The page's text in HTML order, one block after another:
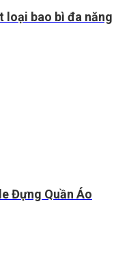
loại bao bì đa năng
Đựng Quần Áo